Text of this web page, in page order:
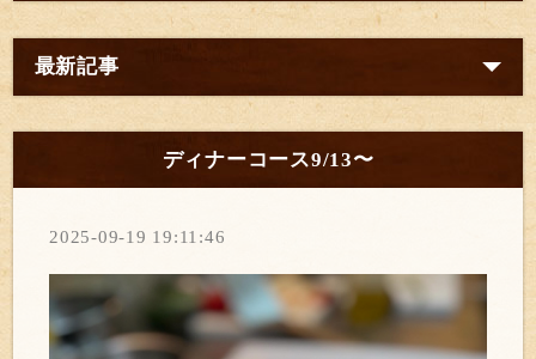
最新記事
ディナーコース9/13〜
2025-09-19 19:11:46